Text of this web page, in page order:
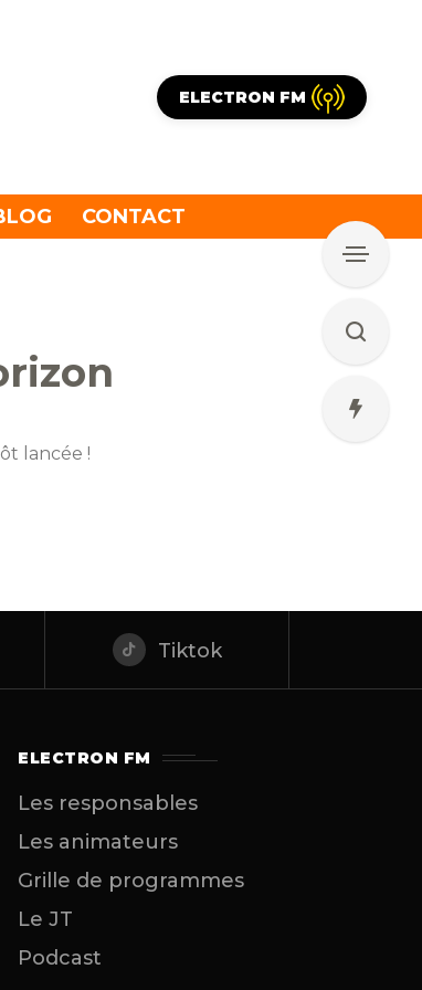
ELECTRON FM
CONTACT
lancée !
Tiktok
ELECTRON FM
Les responsables
Les animateurs
Grille de programmes
Le JT
Podcast